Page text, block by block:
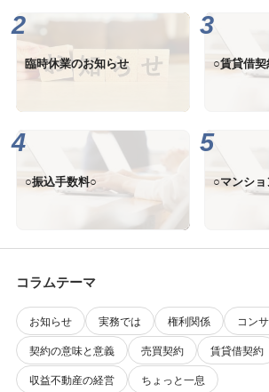
臨時休業のお知らせ ○賃貸借
○振込手数料○ ○マンシ
コラムテーマ
お知らせ 実務では 権利関係
コン
契約の意味と意義
売買契約 賃貸借契約
収益不動産の経営
ちょっと一息